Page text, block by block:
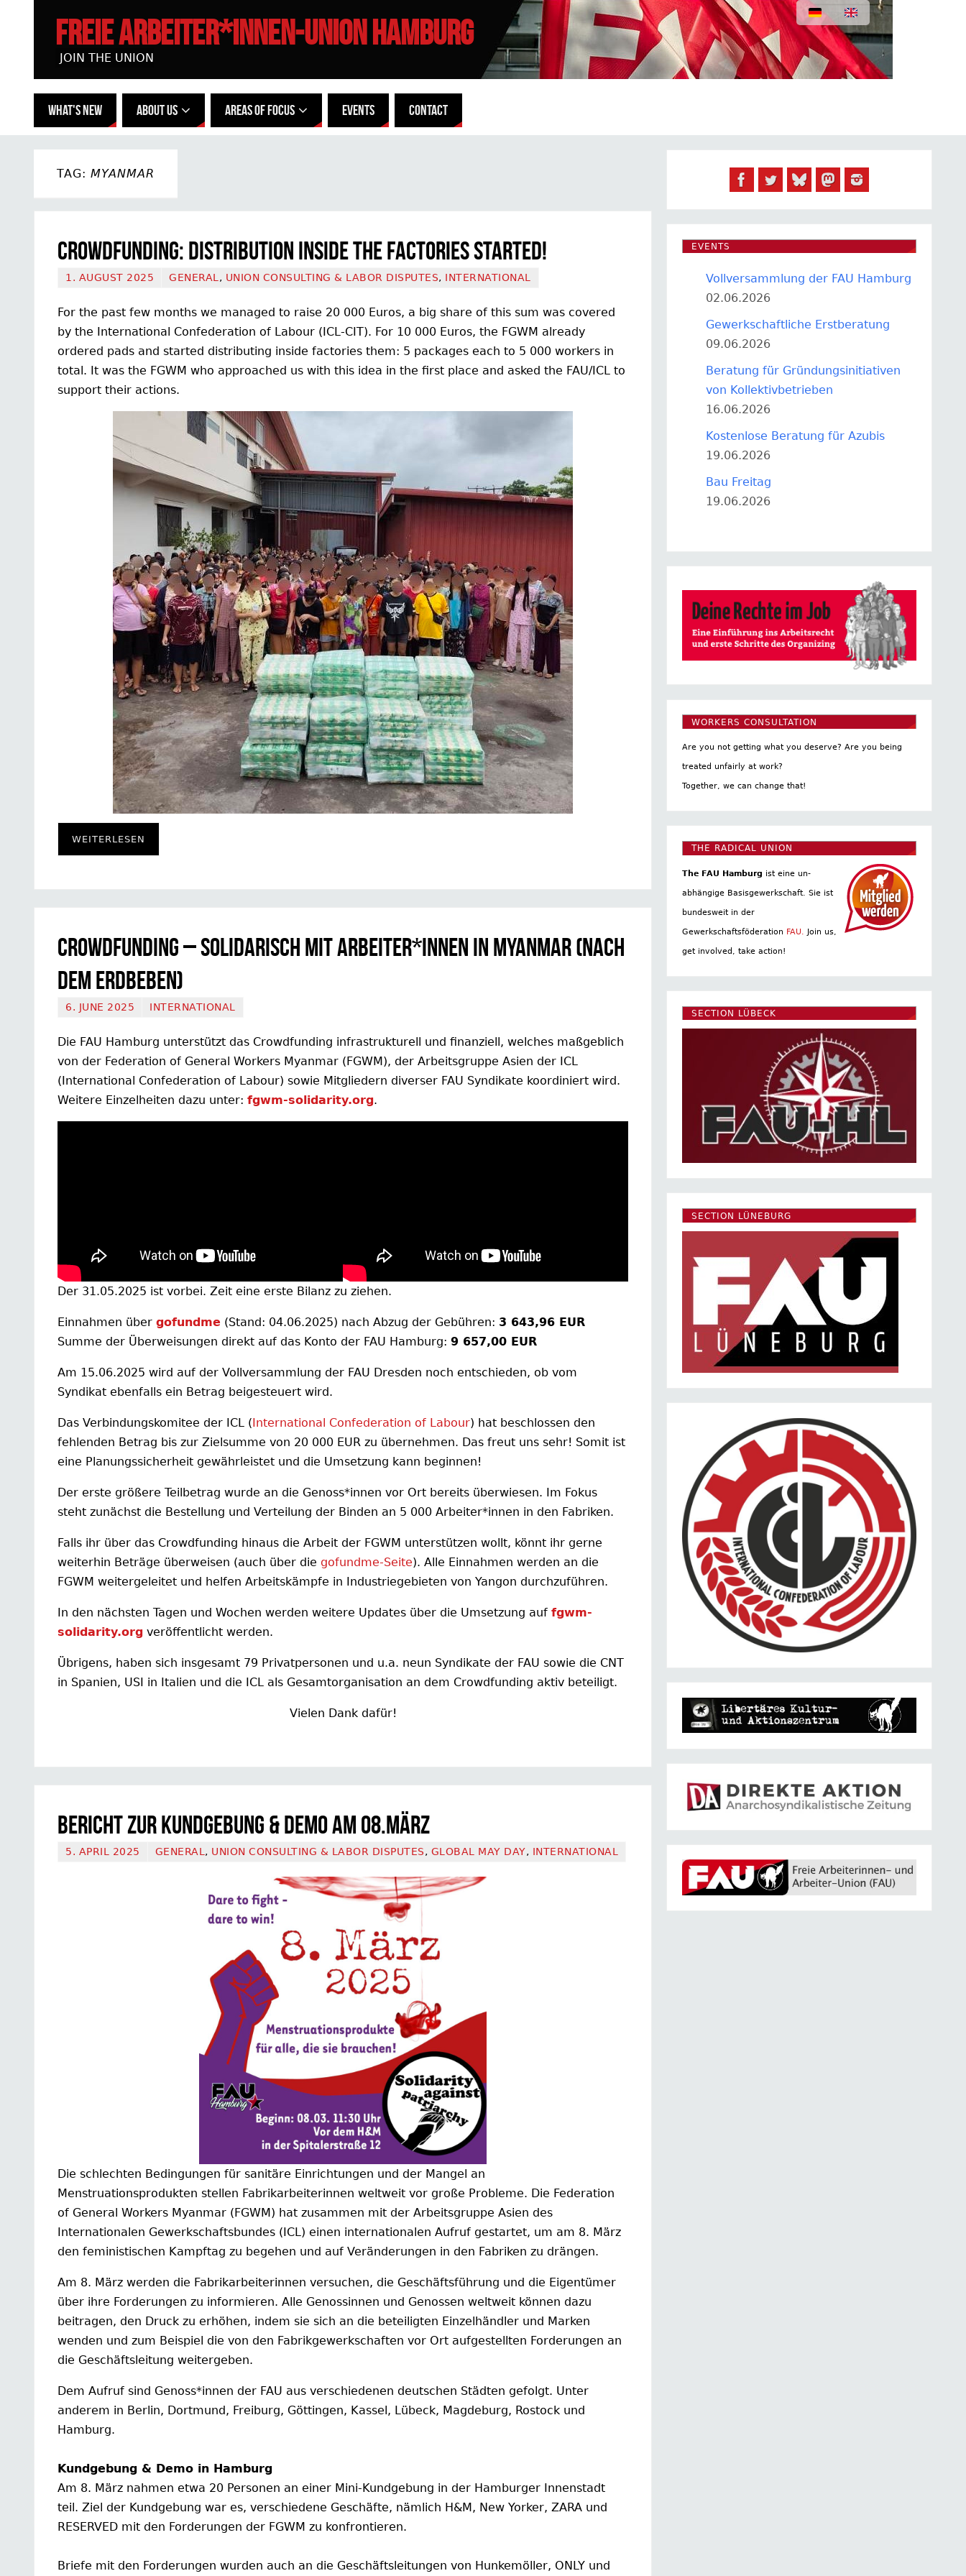
FREIE ARBEITER*INNEN-UNION HAMBURG
JOIN THE UNION
WHAT'S NEW ABOUT US AREAS OF FOCUS EVENTS CONTACT
TAG: MYANMAR
Crowdfunding: Distribution inside the factories started!
1. AUGUST 2025 GENERAL , UNION CONSULTING & LABOR DISPUTES, INTERNATIONAL
For the past few months we managed to raise 20 000 Euros, a big share of this sum was covered
by the International Confederation of Labour (ICL-CIT). For 10 000 Euros, the FGWM already
ordered pads and started distributing inside factories them: 5 packages each to 5 000 workers in
total. It was the FGWM who approached us with this idea in the first place and asked the FAU/ICL to
support their actions.
WEITERLESEN
Crowdfunding – Solidarisch mit Arbeiter*innen in Myanmar (nach
dem Erdbeben)
6. JUNE 2025 INTERNATIONAL
Die FAU Hamburg unterstützt das Crowdfunding infrastrukturell und finanziell, welches maßgeblich
von der Federation of General Workers Myanmar (FGWM), der Arbeitsgruppe Asien der ICL
(International Confederation of Labour) sowie Mitgliedern diverser FAU Syndikate koordiniert wird.
Weitere Einzelheiten dazu unter: fgwm-solidarity.org.
Der 31.05.2025 ist vorbei. Zeit eine erste Bilanz zu ziehen.
Einnahmen über gofundme (Stand: 04.06.2025) nach Abzug der Gebühren: 3 643,96 EUR
Summe der Überweisungen direkt auf das Konto der FAU Hamburg: 9 657,00 EUR
Am 15.06.2025 wird auf der Vollversammlung der FAU Dresden noch entschieden, ob vom
Syndikat ebenfalls ein Betrag beigesteuert wird.
Das Verbindungskomitee der ICL (International Confederation of Labour) hat beschlossen den
fehlenden Betrag bis zur Zielsumme von 20 000 EUR zu übernehmen. Das freut uns sehr! Somit ist
eine Planungssicherheit gewährleistet und die Umsetzung kann beginnen!
Der erste größere Teilbetrag wurde an die Genoss*innen vor Ort bereits überwiesen. Im Fokus
steht zunächst die Bestellung und Verteilung der Binden an 5 000 Arbeiter*innen in den Fabriken.
Falls ihr über das Crowdfunding hinaus die Arbeit der FGWM unterstützen wollt, könnt ihr gerne
weiterhin Beträge überweisen (auch über die gofundme-Seite). Alle Einnahmen werden an die
FGWM weitergeleitet und helfen Arbeitskämpfe in Industriegebieten von Yangon durchzuführen.
In den nächsten Tagen und Wochen werden weitere Updates über die Umsetzung auf fgwm-
solidarity.org veröffentlicht werden.
Übrigens, haben sich insgesamt 79 Privatpersonen und u.a. neun Syndikate der FAU sowie die CNT
in Spanien, USI in Italien und die ICL als Gesamtorganisation an dem Crowdfunding aktiv beteiligt.
Vielen Dank dafür!
Bericht zur Kundgebung & Demo am 08.März
5. APRIL 2025 GENERAL, UNION CONSULTING & LABOR DISPUTES, GLOBAL MAY DAY, INTERNATIONAL
Die schlechten Bedingungen für sanitäre Einrichtungen und der Mangel an
Menstruationsprodukten stellen Fabrikarbeiterinnen weltweit vor große Probleme. Die Federation
of General Workers Myanmar (FGWM) hat zusammen mit der Arbeitsgruppe Asien des
Internationalen Gewerkschaftsbundes (ICL) einen internationalen Aufruf gestartet, um am 8. März
den feministischen Kampftag zu begehen und auf Veränderungen in den Fabriken zu drängen.
Am 8. März werden die Fabrikarbeiterinnen versuchen, die Geschäftsführung und die Eigentümer
über ihre Forderungen zu informieren. Alle Genossinnen und Genossen weltweit können dazu
beitragen, den Druck zu erhöhen, indem sie sich an die beteiligten Einzelhändler und Marken
wenden und zum Beispiel die von den Fabrikgewerkschaften vor Ort aufgestellten Forderungen an
die Geschäftsleitung weitergeben.
Dem Aufruf sind Genoss*innen der FAU aus verschiedenen deutschen Städten gefolgt. Unter
anderem in Berlin, Dortmund, Freiburg, Göttingen, Kassel, Lübeck, Magdeburg, Rostock und
Hamburg.
Kundgebung & Demo in Hamburg
Am 8. März nahmen etwa 20 Personen an einer Mini-Kundgebung in der Hamburger Innenstadt
teil. Ziel der Kundgebung war es, verschiedene Geschäfte, nämlich H&M, New Yorker, ZARA und
RESERVED mit den Forderungen der FGWM zu konfrontieren.
Briefe mit den Forderungen wurden auch an die Geschäftsleitungen von Hunkemöller, ONLY und
EVENTS
Vollversammlung der FAU Hamburg
02.06.2026
Gewerkschaftliche Erstberatung
09.06.2026
Beratung für Gründungsinitiativen
von Kollektivbetrieben
16.06.2026
Kostenlose Beratung für Azubis
19.06.2026
Bau Freitag
19.06.2026
WORKERS CONSULTATION
Are you not getting what you deserve? Are you being
treated unfairly at work?
Together, we can change that!
THE RADICAL UNION
The FAU Hamburg ist eine un­
abhängige Basis­gewerkschaft. Sie ist
bundesweit in der
Gewerkschaftsföderation FAU. Join us,
get involved, take action!
SECTION LÜBECK
SECTION LÜNEBURG